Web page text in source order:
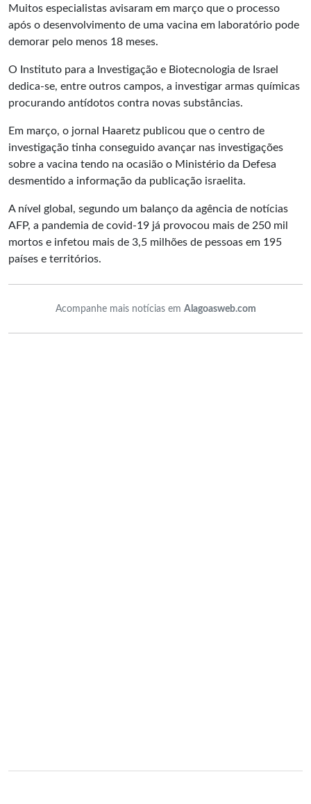
Muitos especialistas avisaram em março que o processo
após o desenvolvimento de uma vacina em laboratório pode
demorar pelo menos 18 meses.
O Instituto para a Investigação e Biotecnologia de Israel
dedica-se, entre outros campos, a investigar armas químicas
procurando antídotos contra novas substâncias.
Em março, o jornal Haaretz publicou que o centro de
investigação tinha conseguido avançar nas investigações
sobre a vacina tendo na ocasião o Ministério da Defesa
desmentido a informação da publicação israelita.
A nível global, segundo um balanço da agência de notícias
AFP, a pandemia de covid-19 já provocou mais de 250 mil
mortos e infetou mais de 3,5 milhões de pessoas em 195
países e territórios.
Acompanhe mais notícias em Alagoasweb.com